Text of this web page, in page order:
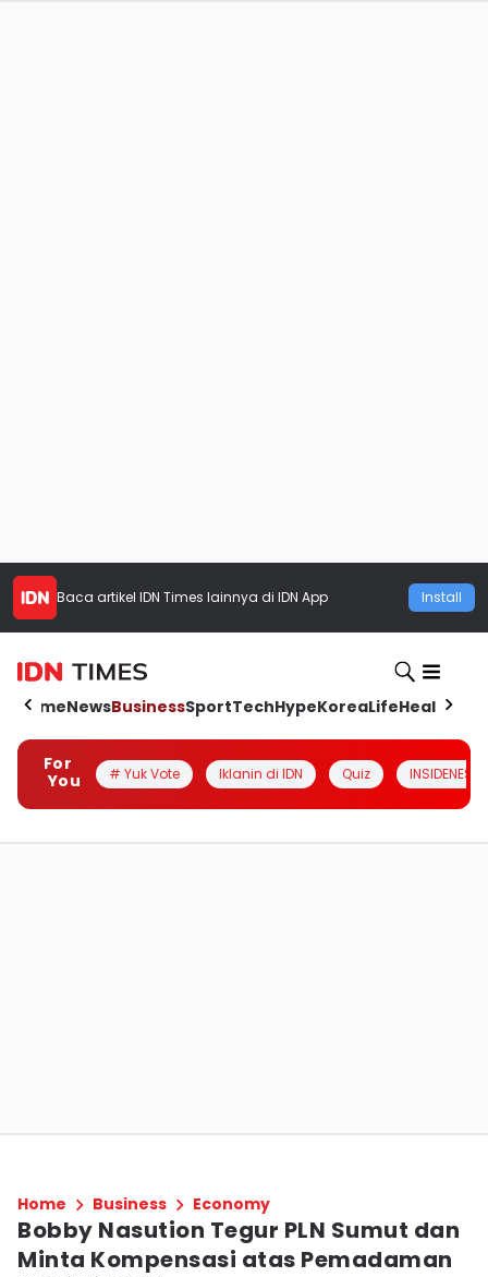
Baca artikel IDN Times lainnya di IDN App Install
HomeNewsBusinessSportTechHypeKoreaLifeHealth
For
You
# Yuk Vote Iklanin di IDN Quiz INSIDENESIA
Home Business Economy
Bobby Nasution Tegur PLN Sumut dan
Minta Kompensasi atas Pemadaman